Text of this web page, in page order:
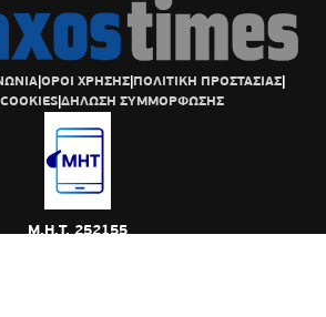
|ΟΡΟΙ ΧΡΗΣΗΣ|ΠΟΛΙΤΙΚΗ ΠΡΟΣΤΑΣΙΑΣ|
|ΔΗΛΩΣΗ ΣΥΜΜΟΡΦΩΣΗΣ
Μ.Η.Τ. 252155